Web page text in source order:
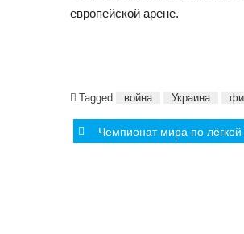
европейской арене.
Tagged война Украина
PostЧемпионат мира по лёгкой атлетике в Токио задаёт